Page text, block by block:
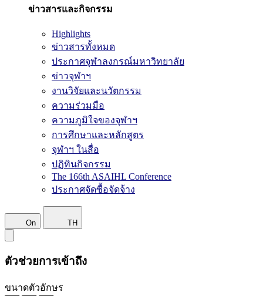
ข่าวสารและกิจกรรม
Highlights
ข่าวสารทั้งหมด
ประกาศจุฬาลงกรณ์มหาวิทยาลัย
ข่าวจุฬาฯ
งานวิจัยและนวัตกรรม
ความร่วมมือ
ความภูมิใจของจุฬาฯ
การศึกษาและหลักสูตร
จุฬาฯ ในสื่อ
ปฏิทินกิจกรรม
The 166th ASAIHL Conference
ประกาศจัดซื้อจัดจ้าง
On TH
ตัวช่วยการเข้าถึง
ขนาดตัวอักษร